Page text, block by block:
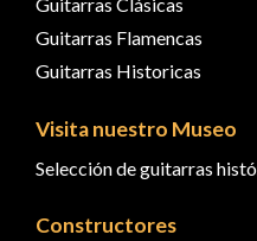
Guitarras Flamencas
Guitarras Historicas
Visita nuestro Museo
Selección de guitarras
Constructores